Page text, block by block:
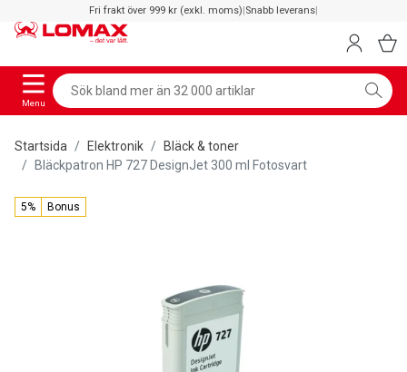
Fri frakt över 999 kr (exkl. moms)|Snabb leverans|
Menu
Startsida Elektronik
Bläck & toner
Bläckpatron HP 727 DesignJet 300 ml Fotosvart
5% Bonus